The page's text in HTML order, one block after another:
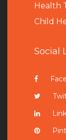
Health
Child
Social